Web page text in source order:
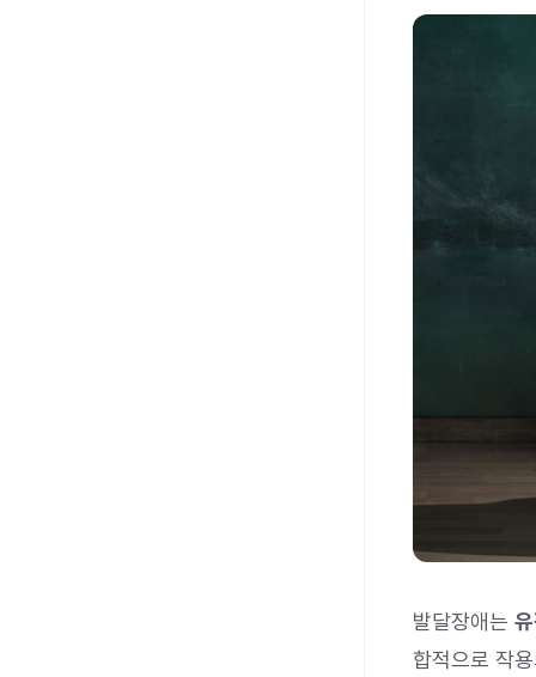
발달장애는
합적으로 작